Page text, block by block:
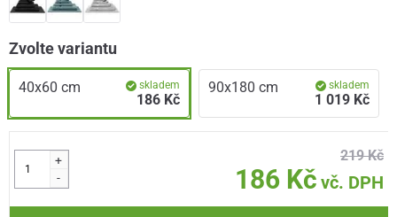
Zvolte variantu
40x60 cm skladem
186 Kč
90x180 cm skladem
1 019 Kč
+
-
219 Kč
186 Kč vč. DPH